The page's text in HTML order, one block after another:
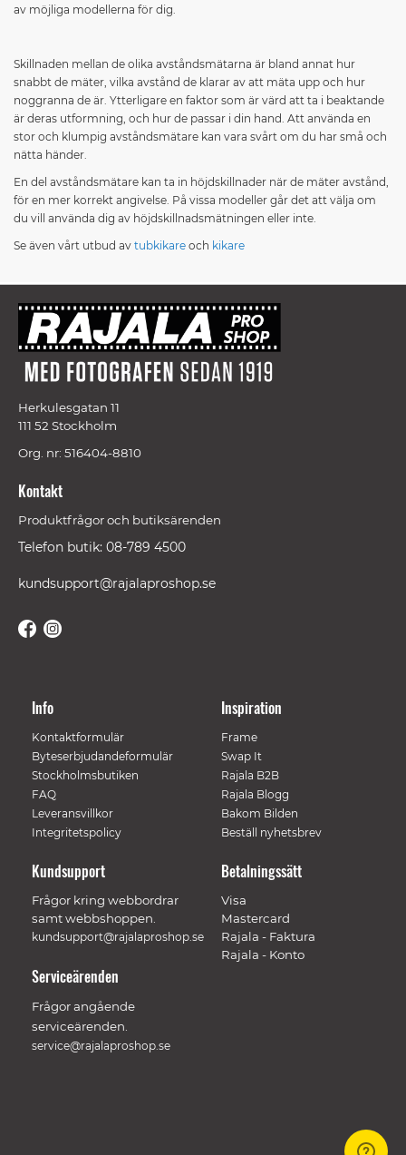
av möjliga modellerna för dig.
Skillnaden mellan de olika avståndsmätarna är bland annat hur
snabbt de mäter, vilka avstånd de klarar av att mäta upp och hur
noggranna de är. Ytterligare en faktor som är värd att ta i beaktande
är deras utformning, och hur de passar i din hand. Att använda en
stor och klumpig avståndsmätare kan vara svårt om du har små och
nätta händer.
En del avståndsmätare kan ta in höjdskillnader när de mäter avstånd,
för en mer korrekt angivelse. På vissa modeller går det att välja om
du vill använda dig av höjdskillnadsmätningen eller inte.
Se även vårt utbud av tubkikare och kikare
Herkulesgatan 11
111 52 Stockholm
Org. nr: 516404-8810
Kontakt
Produktfrågor och butiksärenden
Telefon butik: 08-789 4500
kundsupport@rajalaproshop.se
Info
Kontaktformulär
Byteserbjudandeformulär
Stockholmsbutiken
FAQ
Leveransvillkor
Integritetspolicy
Inspiration
Frame
Swap It
Rajala B2B
Rajala Blogg
Bakom Bilden
Beställ nyhetsbrev
Betalningssätt
Visa
Mastercard
Rajala - Faktura
Rajala - Konto
Kundsupport
Frågor kring webbordrar
samt webbshoppen.
kundsupport@rajalaproshop.se
Serviceärenden
Frågor angående
serviceärenden.
service@rajalaproshop.se